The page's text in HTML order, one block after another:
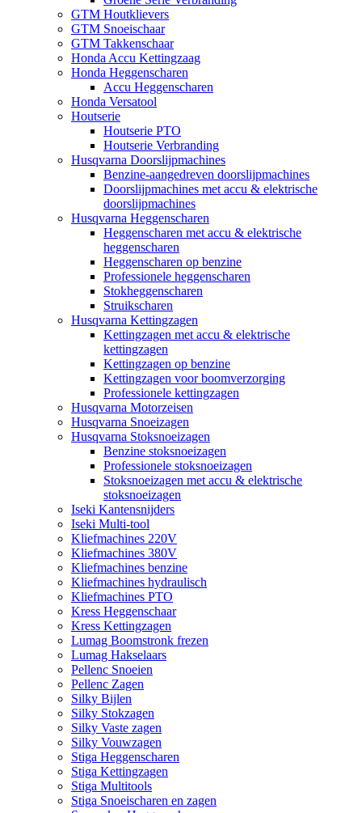
GTM Houtklievers
GTM Snoeischaar
GTM Takkenschaar
Honda Accu Kettingzaag
Honda Heggenscharen
Accu Heggenscharen
Honda Versatool
Houtserie
Houtserie PTO
Houtserie Verbranding
Husqvarna Doorslijpmachines
Benzine-aangedreven doorslijpmachines
Doorslijpmachines met accu & elektrische
doorslijpmachines
Husqvarna Heggenscharen
Heggenscharen met accu & elektrische
heggenscharen
Heggenscharen op benzine
Professionele heggenscharen
Stokheggenscharen
Struikscharen
Husqvarna Kettingzagen
Kettingzagen met accu & elektrische
kettingzagen
Kettingzagen op benzine
Kettingzagen voor boomverzorging
Professionele kettingzagen
Husqvarna Motorzeisen
Husqvarna Snoeizagen
Husqvarna Stoksnoeizagen
Benzine stoksnoeizagen
Professionele stoksnoeizagen
Stoksnoeizagen met accu & elektrische
stoksnoeizagen
Iseki Kantensnijders
Iseki Multi-tool
Kliefmachines 220V
Kliefmachines 380V
Kliefmachines benzine
Kliefmachines hydraulisch
Kliefmachines PTO
Kress Heggenschaar
Kress Kettingzagen
Lumag Boomstronk frezen
Lumag Hakselaars
Pellenc Snoeien
Pellenc Zagen
Silky Bijlen
Silky Stokzagen
Silky Vaste zagen
Silky Vouwzagen
Stiga Heggenscharen
Stiga Kettingzagen
Stiga Multitools
Stiga Snoeischaren en zagen